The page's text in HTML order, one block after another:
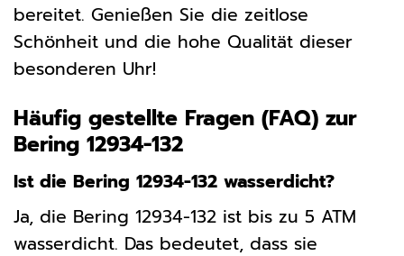
bereitet. Genießen Sie die zeitlose
Schönheit und die hohe Qualität dieser
besonderen Uhr!
Häufig gestellte Fragen (FAQ) zur
Bering 12934-132
Ist die Bering 12934-132 wasserdicht?
Ja, die Bering 12934-132 ist bis zu 5 ATM
wasserdicht. Das bedeutet, dass sie